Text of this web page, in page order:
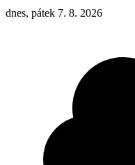
dnes, pátek 7. 8. 2026